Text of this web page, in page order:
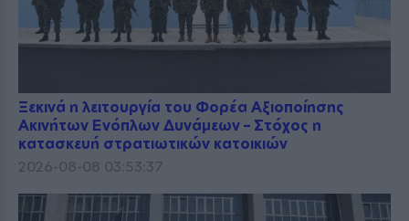
Ξεκινά η λειτουργία του Φορέα Αξιοποίησης
Ακινήτων Ενόπλων Δυνάμεων – Στόχος η
κατασκευή στρατιωτικών κατοικιών
2026-08-08 03:53:37